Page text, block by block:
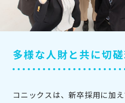
多様な人財と共に切
コニックスは、新卒採用に加